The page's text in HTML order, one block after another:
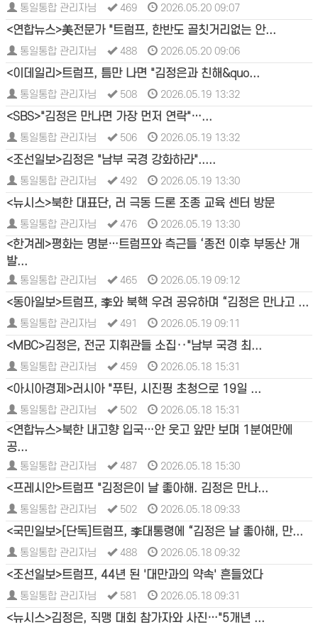
통일통합 관리자님 469 2026.05.20 09:07
<연합뉴스>美전문가 "트럼프, 한반도 골칫거리없는 안...
통일통합 관리자님 488 2026.05.20 09:06
<이데일리>트럼프, 틈만 나면 "김정은과 친해&quo...
통일통합 관리자님 508 2026.05.19 13:32
<SBS>"김정은 만나면 가장 먼저 연락"…...
통일통합 관리자님 506 2026.05.19 13:32
<조선일보>김정은 "남부 국경 강화하라".....
통일통합 관리자님 492 2026.05.19 13:30
<뉴시스>북한 대표단, 러 극동 드론 조종 교육 센터 방문
통일통합 관리자님 476 2026.05.19 13:30
<한겨레>평화는 명분…트럼프와 측근들 ‘종전 이후 부동산 개
발...
통일통합 관리자님 465 2026.05.19 09:12
<동아일보>트럼프, 李와 북핵 우려 공유하며 “김정은 만나고 ...
통일통합 관리자님 491 2026.05.19 09:11
<MBC>김정은, 전군 지휘관들 소집‥"남부 국경 최...
통일통합 관리자님 459 2026.05.18 15:31
<아시아경제>러시아 "푸틴, 시진핑 초청으로 19일 ...
통일통합 관리자님 502 2026.05.18 15:31
<연합뉴스>북한 내고향 입국…안 웃고 앞만 보며 1분여만에
공...
통일통합 관리자님 487 2026.05.18 15:30
<프레시안>트럼프 "김정은이 날 좋아해. 김정은 만나...
통일통합 관리자님 502 2026.05.18 09:33
<국민일보>[단독]트럼프, 李대통령에 “김정은 날 좋아해, 만...
통일통합 관리자님 488 2026.05.18 09:32
<조선일보>트럼프, 44년 된 '대만과의 약속' 흔들었다
통일통합 관리자님 581 2026.05.18 09:31
<뉴시스>김정은, 직맹 대회 참가자와 사진…"5개년 ...